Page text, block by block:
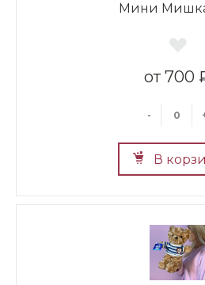
Мини
700
-
В